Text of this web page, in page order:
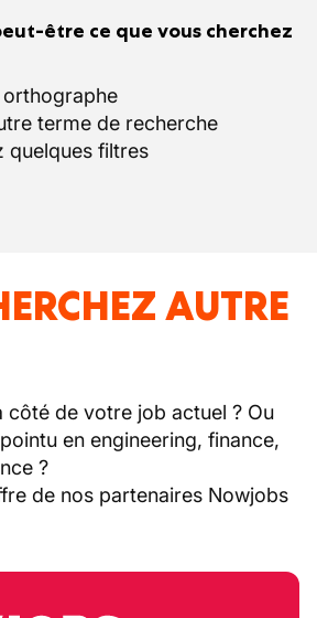
être ce que vous cherchez
terme de recherche
quelques filtres
AUTRE
côté de votre job actuel ? Ou
en engineering, finance,
?
de nos partenaires Nowjobs